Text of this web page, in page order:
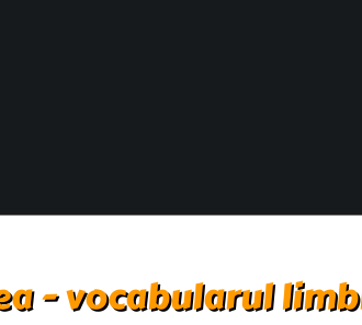
- vocabularul